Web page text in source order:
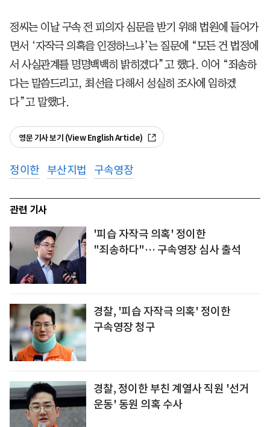
정씨는 이날 구속 전 피의자 심문을 받기 위해 법원에 들어가
면서 ‘자작극 의혹을 인정하느냐’는 질문에 “모든 건 법정에
서 사실관계를 명명백백히 밝히겠다”고 했다. 이어 “죄송하
다는 말씀드리고, 최선을 다해서 성실히 조사에 임하겠
다”고 말했다.
영문 기사 보기 (View English Article)
정이한 부산지법 구속영장
관련 기사
'피습 자작극 의혹' 정이한
"죄송하다"… 구속영장 심사 출석
경찰, '피습 자작극 의혹' 정이한
구속영장 청구
경찰, 정이한 부친 계열사 직원 '선거
운동' 동원 의혹 수사